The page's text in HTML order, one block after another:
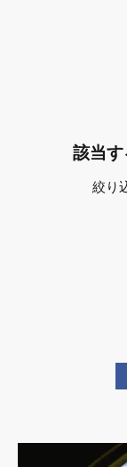
該当
絞り